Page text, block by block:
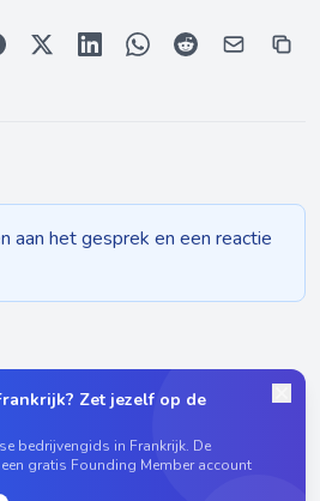
aan het gesprek en een reactie
Zet jezelf op de
bedrijvengids in Frankrijk. De
gratis Founding Member account